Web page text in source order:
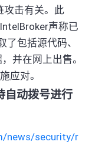
攻击有关。此
声称已
了包括源代码、
并在网上出售。
应对。
自动拨号进行
news/security/r